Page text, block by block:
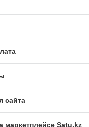
сайта
маркетплейсе Satu.kz